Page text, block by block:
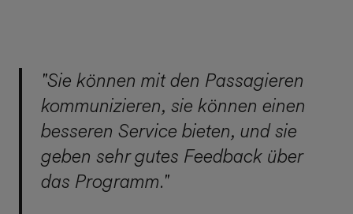
"Sie können mit den Passagieren
kommunizieren, sie können einen
besseren Service bieten, und sie
geben sehr gutes Feedback über
das Programm."